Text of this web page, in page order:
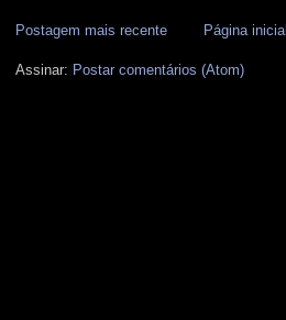
Postagem mais recente Página inicial
Assinar: Postar comentários (Atom)